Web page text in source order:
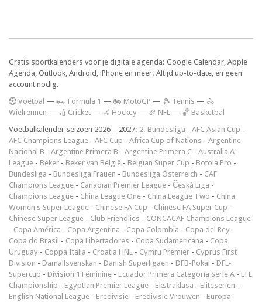
Gratis sportkalenders voor je digitale agenda: Google Calendar, Apple
Agenda, Outlook, Android, iPhone en meer. Altijd up-to-date, en geen
account nodig.
Voetbal — 🏎️ Formula 1 — 🏍 MotoGP — 🎾 Tennis — 🚴
Wielrennen — 🏏 Cricket — 🏑 Hockey — 🏈 NFL — 🏀 Basketbal
Voetbalkalender seizoen 2026 – 2027: 2. Bundesliga - AFC Asian Cup -
AFC Champions League - AFC Cup - Africa Cup of Nations - Argentine
Nacional B - Argentine Primera B - Argentine Primera C - Australia A-
League - Beker - Beker van België - Belgian Super Cup - Botola Pro -
Bundesliga - Bundesliga Frauen - Bundesliga Österreich - CAF
Champions League - Canadian Premier League - Česká Liga -
Champions League - China League One - China League Two - China
Women's Super League - Chinese FA Cup - Chinese FA Super Cup -
Chinese Super League - Club Friendlies - CONCACAF Champions League
- Copa América - Copa Argentina - Copa Colombia - Copa del Rey -
Copa do Brasil - Copa Libertadores - Copa Sudamericana - Copa
Uruguay - Coppa Italia - Croatia HNL - Cymru Premier - Cyprus First
Division - Damallsvenskan - Danish Superligaen - DFB-Pokal - DFL-
Supercup - Division 1 Féminine - Ecuador Primera Categoría Serie A - EFL
Championship - Egyptian Premier League - Ekstraklasa - Eliteserien -
English National League - Eredivisie - Eredivisie Vrouwen - Europa